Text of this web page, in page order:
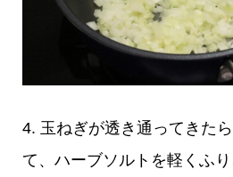
4. 玉ねぎが透き通ってきた
て、ハーブソルトを軽くふ